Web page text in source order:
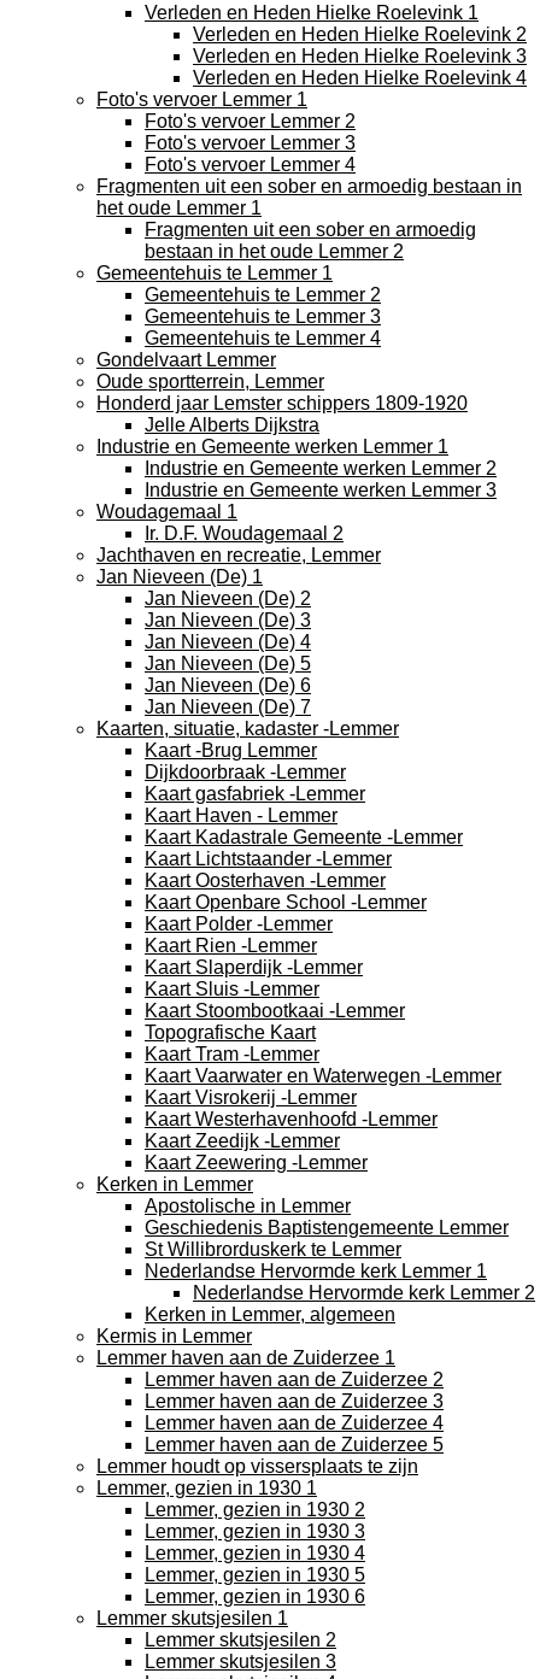
Verleden en Heden Hielke Roelevink 1
Verleden en Heden Hielke Roelevink 2
Verleden en Heden Hielke Roelevink 3
Verleden en Heden Hielke Roelevink 4
Foto's vervoer Lemmer 1
Foto's vervoer Lemmer 2
Foto's vervoer Lemmer 3
Foto's vervoer Lemmer 4
Fragmenten uit een sober en armoedig bestaan in
het oude Lemmer 1
Fragmenten uit een sober en armoedig
bestaan in het oude Lemmer 2
Gemeentehuis te Lemmer 1
Gemeentehuis te Lemmer 2
Gemeentehuis te Lemmer 3
Gemeentehuis te Lemmer 4
Gondelvaart Lemmer
Oude sportterrein, Lemmer
Honderd jaar Lemster schippers 1809-1920
Jelle Alberts Dijkstra
Industrie en Gemeente werken Lemmer 1
Industrie en Gemeente werken Lemmer 2
Industrie en Gemeente werken Lemmer 3
Woudagemaal 1
Ir. D.F. Woudagemaal 2
Jachthaven en recreatie, Lemmer
Jan Nieveen (De) 1
Jan Nieveen (De) 2
Jan Nieveen (De) 3
Jan Nieveen (De) 4
Jan Nieveen (De) 5
Jan Nieveen (De) 6
Jan Nieveen (De) 7
Kaarten, situatie, kadaster -Lemmer
Kaart -Brug Lemmer
Dijkdoorbraak -Lemmer
Kaart gasfabriek -Lemmer
Kaart Haven - Lemmer
Kaart Kadastrale Gemeente -Lemmer
Kaart Lichtstaander -Lemmer
Kaart Oosterhaven -Lemmer
Kaart Openbare School -Lemmer
Kaart Polder -Lemmer
Kaart Rien -Lemmer
Kaart Slaperdijk -Lemmer
Kaart Sluis -Lemmer
Kaart Stoombootkaai -Lemmer
Topografische Kaart
Kaart Tram -Lemmer
Kaart Vaarwater en Waterwegen -Lemmer
Kaart Visrokerij -Lemmer
Kaart Westerhavenhoofd -Lemmer
Kaart Zeedijk -Lemmer
Kaart Zeewering -Lemmer
Kerken in Lemmer
Apostolische in Lemmer
Geschiedenis Baptistengemeente Lemmer
St Willibrorduskerk te Lemmer
Nederlandse Hervormde kerk Lemmer 1
Nederlandse Hervormde kerk Lemmer 2
Kerken in Lemmer, algemeen
Kermis in Lemmer
Lemmer haven aan de Zuiderzee 1
Lemmer haven aan de Zuiderzee 2
Lemmer haven aan de Zuiderzee 3
Lemmer haven aan de Zuiderzee 4
Lemmer haven aan de Zuiderzee 5
Lemmer houdt op vissersplaats te zijn
Lemmer, gezien in 1930 1
Lemmer, gezien in 1930 2
Lemmer, gezien in 1930 3
Lemmer, gezien in 1930 4
Lemmer, gezien in 1930 5
Lemmer, gezien in 1930 6
Lemmer skutsjesilen 1
Lemmer skutsjesilen 2
Lemmer skutsjesilen 3